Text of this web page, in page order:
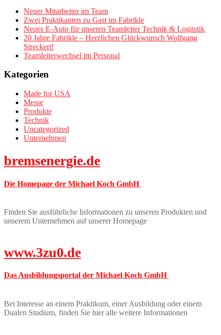
Neuer Mitarbeiter im Team
Zwei Praktikanten zu Gast im Fabrikle
Neues E-Auto für unseren Teamleiter Technik & Logitstik
20 Jahre Fabrikle – Herzlichen Glückwunsch Wolfgang
Streckert!
Teamleiterwechsel im Personal
Kategorien
Made for USA
Messe
Produkte
Technik
Uncategorized
Unternehmen
bremsenergie.de
Die Homepage der Michael Koch GmbH
Finden Sie ausführliche Informationen zu unseren Produkten und
unserem Unternehmen auf unserer Homepage
www.3zu0.de
Das Ausbildungsportal der Michael Koch GmbH
Bei Interesse an einem Praktikum, einer Ausbildung oder einem
Dualen Studium, finden Sie hier alle weitere Informationen